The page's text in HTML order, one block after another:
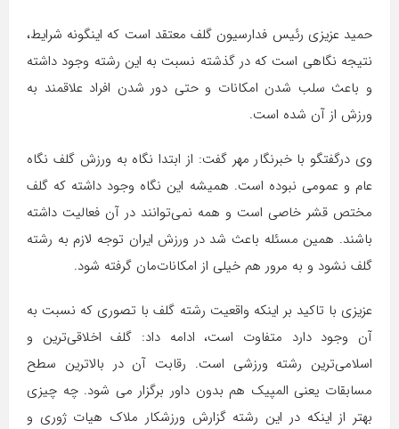
حمید عزیزی رئیس فدارسیون گلف معتقد است که اینگونه شرایط،
نتیجه نگاهی است که در گذشته نسبت به این رشته وجود داشته
و باعث سلب شدن امکانات و حتی دور شدن افراد علاقمند به
ورزش از آن شده است.
وی درگفتگو با خبرنگار مهر گفت: از ابتدا نگاه به ورزش گلف نگاه
عام و عمومی نبوده است. همیشه این نگاه وجود داشته که گلف
مختص قشر خاصی است و همه نمی‌توانند در آن فعالیت داشته
باشند. همین مسئله باعث شد در ورزش ایران توجه لازم به رشته
گلف نشود و به مرور هم خیلی از امکانات‌مان گرفته شود.
عزیزی با تاکید بر اینکه واقعیت رشته گلف با تصوری که نسبت به
آن وجود دارد متفاوت است، ادامه داد: گلف اخلاقی‌ترین و
اسلامی‌ترین رشته ورزشی است. رقابت آن در بالاترین سطح
مسابقات یعنی المپیک هم بدون داور برگزار می شود. چه چیزی
بهتر از اینکه در این رشته گزارش ورزشکار ملاک هیات ژوری و